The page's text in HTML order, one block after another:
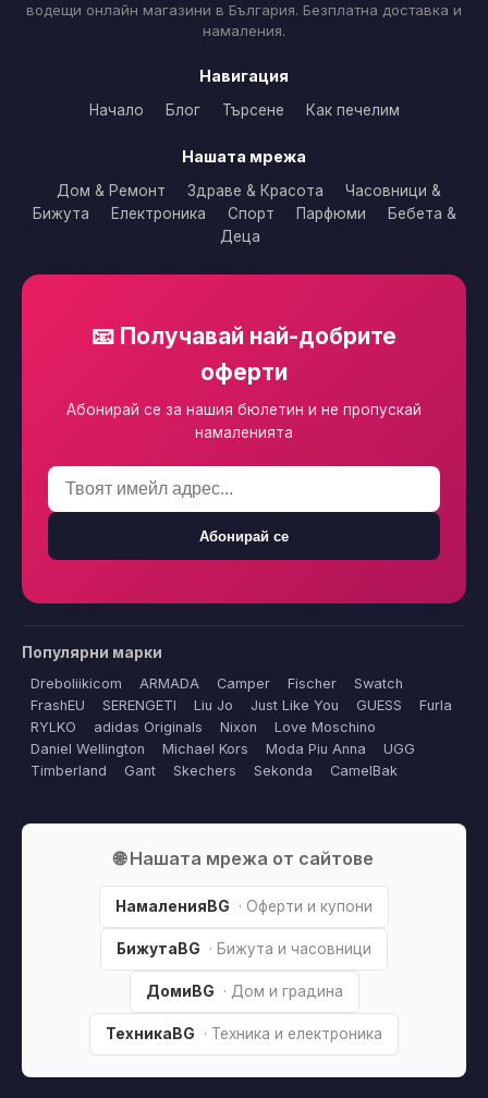
водещи онлайн магазини в България. Безплатна доставка и
намаления.
Навигация
Начало Блог Търсене Как печелим
Нашата мрежа
Дом & Ремонт Здраве & Красота
Часовници &
Бижута
Електроника Спорт Парфюми
Бебета &
Деца
📧 Получавай най-добрите
оферти
Абонирай се за нашия бюлетин и не пропускай
намаленията
Абонирай се
Популярни марки
Dreboliikicom ARMADA Camper Fischer
Swatch
FrashEU
SERENGETI Liu Jo Just Like You GUESS
Furla
RYLKO
adidas Originals Nixon
Love Moschino
Daniel Wellington
Michael Kors Moda Piu Anna
UGG
Timberland
Gant Skechers Sekonda CamelBak
🌐 Нашата мрежа от сайтове
НамаленияBG · Оферти и купони
БижутаBG · Бижута и часовници
ДомиBG · Дом и градина
ТехникаBG · Техника и електроника